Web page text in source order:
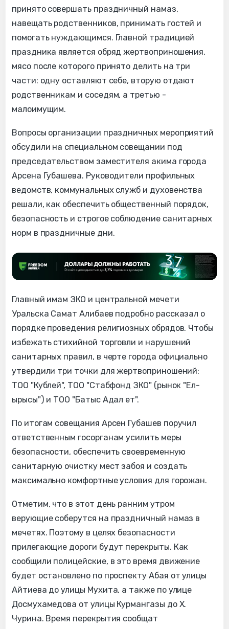
принято совершать праздничный намаз,
навещать родственников, принимать гостей и
помогать нуждающимся. Главной традицией
праздника является обряд жертвоприношения,
мясо после которого принято делить на три
части: одну оставляют себе, вторую отдают
родственникам и соседям, а третью -
малоимущим.
Вопросы организации праздничных мероприятий
обсудили на специальном совещании под
председательством заместителя акима города
Арсена Губашева. Руководители профильных
ведомств, коммунальных служб и духовенства
решали, как обеспечить общественный порядок,
безопасность и строгое соблюдение санитарных
норм в праздничные дни.
Главный имам ЗКО и центральной мечети
Уральска Самат Алибаев подробно рассказал о
порядке проведения религиозных обрядов. Чтобы
избежать стихийной торговли и нарушений
санитарных правил, в черте города официально
утвердили три точки для жертвоприношений:
ТОО "Кублей", ТОО "Стабфонд ЗКО" (рынок "Ел-
ырысы") и ТОО "Батыс Адал ет".
По итогам совещания Арсен Губашев поручил
ответственным госорганам усилить меры
безопасности, обеспечить своевременную
санитарную очистку мест забоя и создать
максимально комфортные условия для горожан.
Отметим, что в этот день ранним утром
верующие соберутся на праздничный намаз в
мечетях. Поэтому в целях безопасности
прилегающие дороги будут перекрыты. Как
сообщили полицейские, в это время движение
будет остановлено по проспекту Абая от улицы
Айтиева до улицы Мухита, а также по улице
Досмухамедова от улицы Курмангазы до Х.
Чурина. Время перекрытия сообщат